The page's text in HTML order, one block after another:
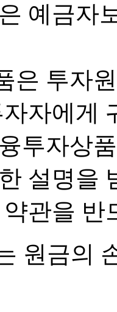
예금자
은 투자
자에게
투자상
설명을
관을 반
원금의